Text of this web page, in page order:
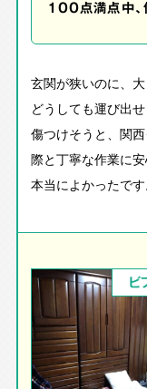
100点満点中、
玄関が狭いのに、
どうしても運び出
傷つけそうと、関
際と丁寧な作業に
本当によかったです
ビ